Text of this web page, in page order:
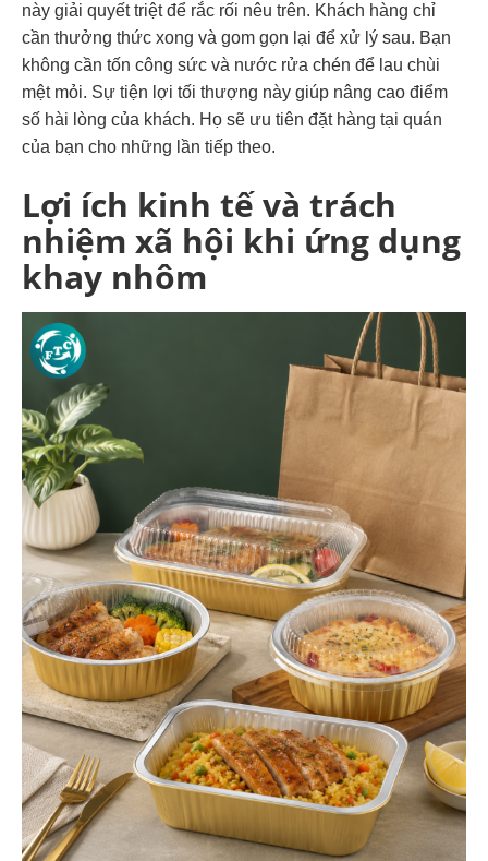
này giải quyết triệt để rắc rối nêu trên. Khách hàng chỉ
cần thưởng thức xong và gom gọn lại để xử lý sau. Bạn
không cần tốn công sức và nước rửa chén để lau chùi
mệt mỏi. Sự tiện lợi tối thượng này giúp nâng cao điểm
số hài lòng của khách. Họ sẽ ưu tiên đặt hàng tại quán
của bạn cho những lần tiếp theo.
Lợi ích kinh tế và trách
nhiệm xã hội khi ứng dụng
khay nhôm